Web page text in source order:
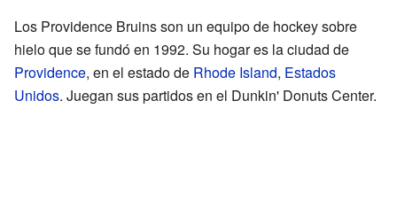
Los Providence Bruins son un equipo de hockey sobre
hielo que se fundó en 1992. Su hogar es la ciudad de
Providence, en el estado de Rhode Island, Estados
Unidos. Juegan sus partidos en el Dunkin' Donuts Center.